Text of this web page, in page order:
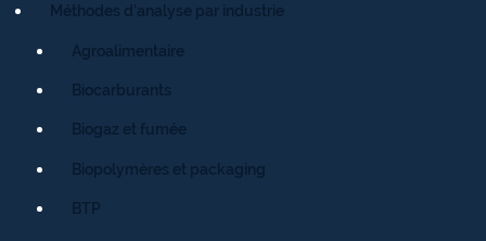
Méthodes d’analyse par industrie
Agroalimentaire
Biocarburants
Biogaz et fumée
Biopolymères et packaging
BTP